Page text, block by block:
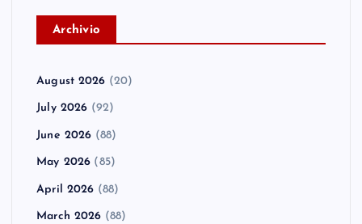
Archivio
August 2026 (20)
July 2026 (92)
June 2026 (88)
May 2026 (85)
April 2026 (88)
March 2026 (88)